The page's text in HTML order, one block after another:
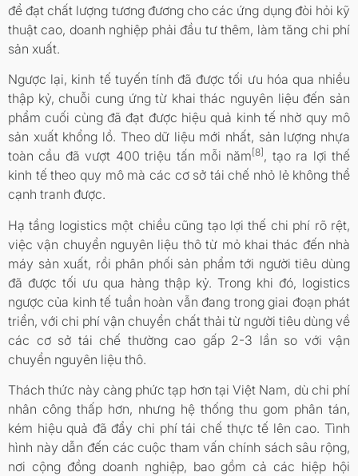
để đạt chất lượng tương đương cho các ứng dụng đòi hỏi kỹ
thuật cao, doanh nghiệp phải đầu tư thêm, làm tăng chi phí
sản xuất.
Ngược lại, kinh tế tuyến tính đã được tối ưu hóa qua nhiều
thập kỷ, chuỗi cung ứng từ khai thác nguyên liệu đến sản
phẩm cuối cùng đã đạt được hiệu quả kinh tế nhờ quy mô
sản xuất khổng lồ. Theo dữ liệu mới nhất, sản lượng nhựa
toàn cầu đã vượt 400 triệu tấn mỗi năm [8] , tạo ra lợi thế
kinh tế theo quy mô mà các cơ sở tái chế nhỏ lẻ không thể
cạnh tranh được.
Hạ tầng logistics một chiều cũng tạo lợi thế chi phí rõ rệt,
việc vận chuyển nguyên liệu thô từ mỏ khai thác đến nhà
máy sản xuất, rồi phân phối sản phẩm tới người tiêu dùng
đã được tối ưu qua hàng thập kỷ. Trong khi đó, logistics
ngược của kinh tế tuần hoàn vẫn đang trong giai đoạn phát
triển, với chi phí vận chuyển chất thải từ người tiêu dùng về
các cơ sở tái chế thường cao gấp 2-3 lần so với vận
chuyển nguyên liệu thô.
Thách thức này càng phức tạp hơn tại Việt Nam, dù chi phí
nhân công thấp hơn, nhưng hệ thống thu gom phân tán,
kém hiệu quả đã đẩy chi phí tái chế thực tế lên cao. Tình
hình này dẫn đến các cuộc tham vấn chính sách sâu rộng,
nơi cộng đồng doanh nghiệp, bao gồm cả các hiệp hội